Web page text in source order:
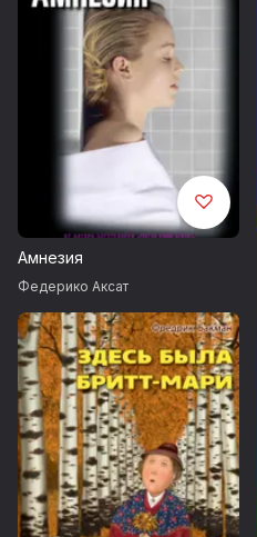
Амнезия
Федерико Аксат